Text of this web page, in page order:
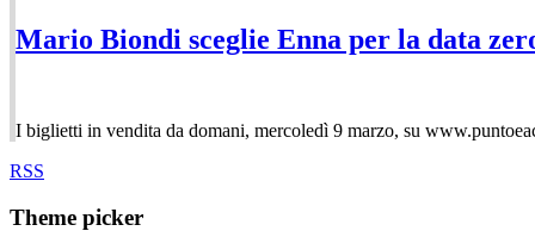
Mario Biondi sceglie Enna per la data
I biglietti in vendita da domani, mercoledì 9 marzo, su
RSS
Theme picker